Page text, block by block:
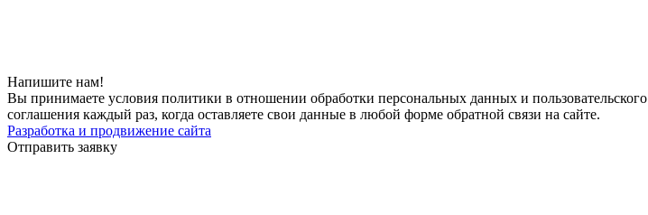
Напишите нам!
Вы принимаете условия политики в отношении обработки персональных данных и пользовательского
соглашения каждый раз, когда оставляете свои данные в любой форме обратной связи на сайте.
Разработка и продвижение сайта
Отправить заявку